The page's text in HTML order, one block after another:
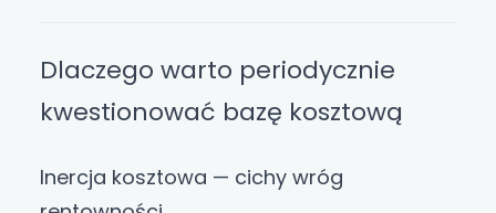
Dlaczego warto periodycznie
kwestionować bazę kosztową
Inercja kosztowa — cichy wróg